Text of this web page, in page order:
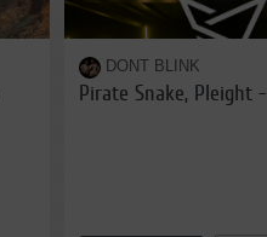
DONT BLINK
Pirate Snake, Pleight -